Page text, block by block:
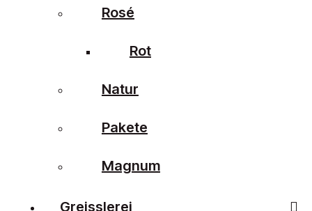
Rosé
Rot
Natur
Pakete
Magnum
Greisslerei